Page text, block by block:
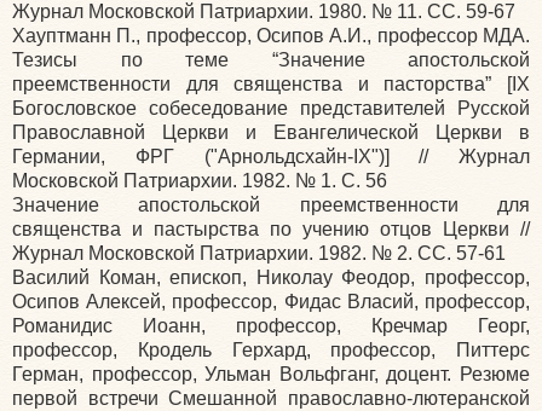
Журнал Московской Патриархии. 1980. № 11. СС. 59-67
Хауптманн П., профессор, Осипов А.И., профессор МДА.
Тезисы по теме “Значение апостольской
преемственности для священства и пасторства” [IX
Богословское собеседование представителей Русской
Православной Церкви и Евангелической Церкви в
Германии, ФРГ ("Арнольдсхайн-IX")] // Журнал
Московской Патриархии. 1982. № 1. С. 56
Значение апостольской преемственности для
священства и пастырства по учению отцов Церкви //
Журнал Московской Патриархии. 1982. № 2. СС. 57-61
Василий Коман, епископ, Николау Феодор, профессор,
Осипов Алексей, профессор, Фидас Власий, профессор,
Романидис Иоанн, профессор, Кречмар Георг,
профессор, Кродель Герхард, профессор, Питтерс
Герман, профессор, Ульман Вольфганг, доцент. Резюме
первой встречи Смешанной православно-лютеранской